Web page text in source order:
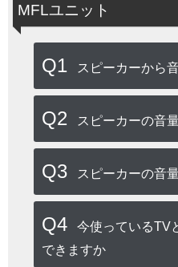
MFLユニット
Q1 スピーカーから
Q2 スピーカーの音
Q3 スピーカーの音
Q4
今使っているTV
できますか